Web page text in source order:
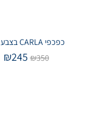
כפכפי CARLA בצבע חום
₪350
₪245